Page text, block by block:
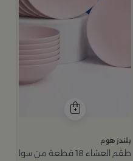
بلندز هوم
طقم العشاء 18 قطعة من سولانا